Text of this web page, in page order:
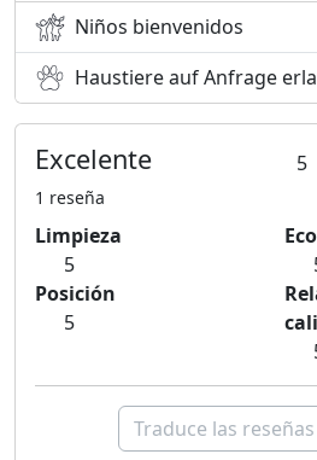
Niños bienvenidos
Haustiere auf Anfrage
Excelente 5
1 reseña
Limpieza
5
Posición
5
Traduce las